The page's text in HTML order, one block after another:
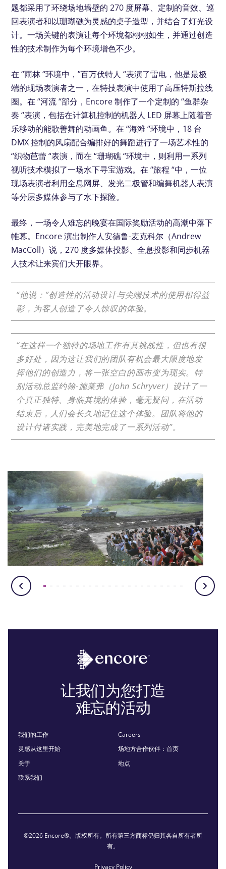
题都采用了环绕场地墙壁的 270 度屏幕、定制的音效、巡
回表演者和以珊瑚礁为灵感的桌子造型，并结合了灯光设
计。一场关键的表演让每个环境都栩栩如生，并通过创造
性的技术制作为每个环境增色不少。
在 “雨林 “环境中，”百万伏特人 “表演了雷电，他是最极
端的现场表演者之一，在特技表演中使用了高压特斯拉线
圈。在 “河流 “部分，Encore 制作了一个定制的 “鱼群杂
奏 “表演，包括在计算机控制的机器人 LED 屏幕上随着音
乐移动的能歌善舞的动画鱼。在 “海滩 “环境中，18 台
DMX 控制的风扇配合编排好的舞蹈进行了一场艺术性的
“织物芭蕾 “表演，而在 “珊瑚礁 “环境中，则利用一系列
视听技术模拟了一场水下寻宝游戏。在 “旅程 “中，一位
现场表演者利用全息网屏、发光二极管和编舞机器人表演
等分层多媒体参与了水下探险。
最终，一场令人难忘的晚宴在国际奖励活动的高潮中落下
帷幕。Encore 演出制作人安德鲁-麦克科尔（Andrew
MacColl）说，270 度多媒体投影、全息投影和同步机器
人技术让来宾们大开眼界。
“他说：”创造性的活动设计与尖端技术的使用相得益
彰，为客人创造了令人惊叹的体验。
“在这样一个独特的场地工作有其挑战性，但也有很
多好处，因为这让我们的团队有机会最大限度地发
挥他们的创造力，将一张空白的画布变为现实。特
别活动总监约翰-施莱弗（John Schryver）设计了一
个真正独特、身临其境的体验，毫无疑问，在活动
结束后，人们会长久地记住这个体验。团队将他的
设计付诸实践，完美地完成了一系列活动”。
让我们为您打造
难忘的活动
我们的工作
灵感从这里开始
关于
联系我们
Careers
场地方合作伙伴：首页
地点
©2026 Encore®。版权所有。所有第三方商标仍归其各自所有者所
有。
Privacy Policy